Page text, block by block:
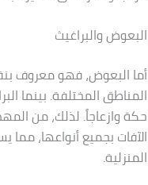
البعوض والبراغيث
أما البعوض، فهو معروف
المناطق المختلفة. بينما
حكة وازعاجاً. لذلك، من
الآفات بجميع أنواعها، مما
المنزلية.